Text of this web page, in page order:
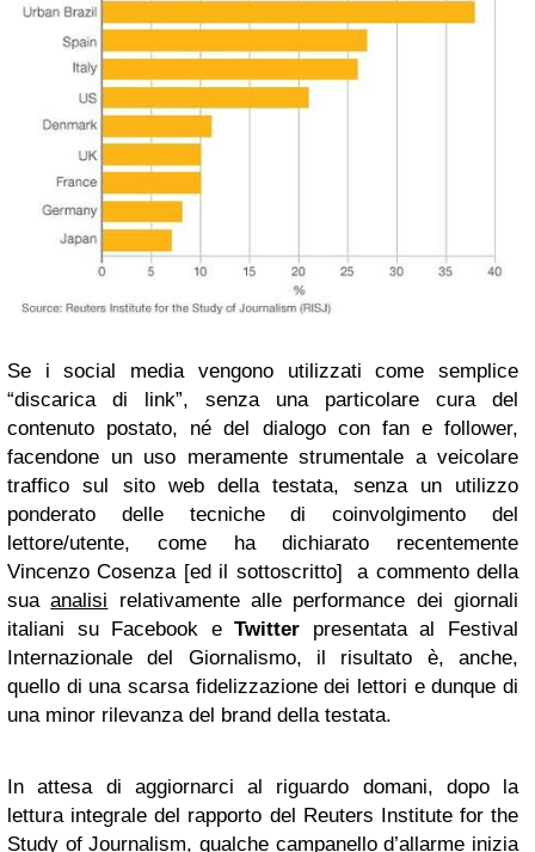
Se i social media vengono utilizzati come semplice
“discarica di link”, senza una particolare cura del
contenuto postato, né del dialogo con fan e follower,
facendone un uso meramente strumentale a veicolare
traffico sul sito web della testata, senza un utilizzo
ponderato delle tecniche di coinvolgimento del
lettore/utente, come ha dichiarato recentemente
Vincenzo Cosenza [ed il sottoscritto] a commento della
suaanalisi relativamente alle performance dei giornali
italiani su Facebook eTwitter presentata al Festival
Internazionale del Giornalismo, il risultato è, anche,
quello di una scarsa fidelizzazione dei lettori e dunque di
una minor rilevanza del brand della testata.
In attesa di aggiornarci al riguardo domani, dopo la
lettura integrale del rapporto del Reuters Institute for the
Study of Journalism, qualche campanello d’allarme inizia